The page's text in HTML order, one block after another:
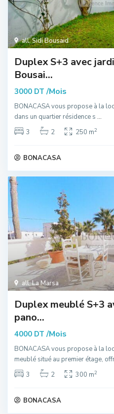
all,Sidi Bousaid
Duplex S+3 avec
Bousai...
3000 DT/Mois
BONACASA vous propose à la
dans un quartier résidence s ...
3
2 250 m2
BONACASA
all,La Marsa
Duplex meublé S+3
pano...
4000 DT/Mois
BONACASA vous propose à la
meublé situé au premier étage,
3
2 300 m2
BONACASA